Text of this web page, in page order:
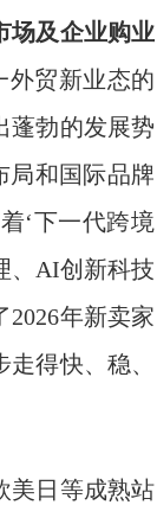
场及企业购业
外贸新业态的
蓬勃的发展势
局和国际品牌
‘下一代跨境
、AI创新科技
年新卖家
得快、稳、
美日等成熟站